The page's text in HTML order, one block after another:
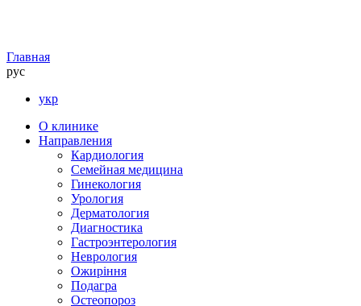
Главная
рус
укр
О клинике
Направления
Кардиология
Семейная медицина
Гинекология
Урология
Дерматология
Диагностика
Гастроэнтерология
Неврология
Ожиріння
Подагра
Остеопороз